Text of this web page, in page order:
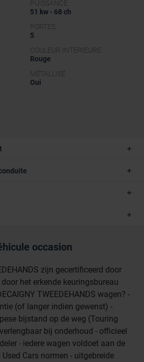
PUISSANCE
51 kw - 68 ch
PORTES
5
COULEUR INTÉRIEURE
Rouge
MÉTALLISÉ
Oui
occasion
zijn gecertificeerd door
het erkende keuringsbureau
TWEEDEHANDS wagen? -
(of langer indien gewenst) -
bijstand op de weg (Touring
bij onderhoud - officieel
- iedere wagen voldoet aan de
Cars normen - uitgebreide